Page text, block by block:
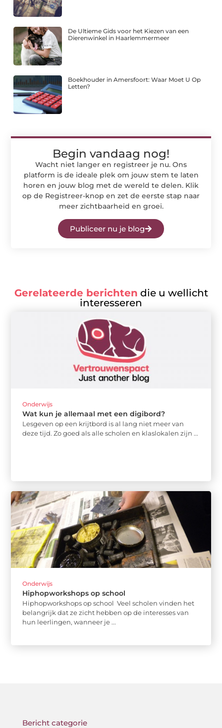
De Ultieme Gids voor het Kiezen van een
Dierenwinkel in Haarlemmermeer
Boekhouder in Amersfoort: Waar Moet U Op
Letten?
Begin vandaag nog!
Wacht niet langer en registreer je nu. Ons
platform is de ideale plek om jouw stem te laten
horen en jouw blog met de wereld te delen. Klik
op de Registreer-knop en zet de eerste stap naar
meer zichtbaarheid en groei.
Publiceer nu je blog
Gerelateerde berichten die u wellicht
interesseren
Onderwijs
Wat kun je allemaal met een digibord?
Lesgeven op een krijtbord is al lang niet meer van
deze tijd. Zo goed als alle scholen en klaslokalen zijn ...
Onderwijs
Hiphopworkshops op school
Hiphopworkshops op school Veel scholen vinden het
belangrijk dat ze zicht hebben op de interesses van
hun leerlingen, wanneer je ...
Bericht categorie